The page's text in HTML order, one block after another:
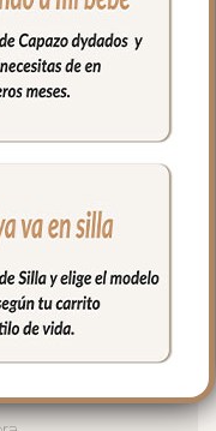
en el
un
corto